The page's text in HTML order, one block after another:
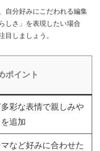
自分好みにこだわれる編集
しさ」を表現したい場合
目しましょう。
ポイント
彩な表情で親しみや
追加
など好みに合わせた